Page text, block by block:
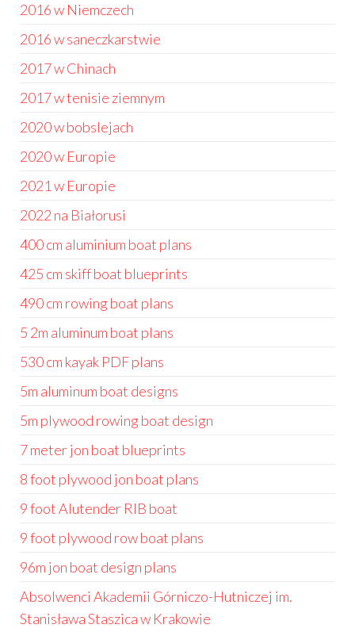
2016 w Niemczech
2016 w saneczkarstwie
2017 w Chinach
2017 w tenisie ziemnym
2020 w bobslejach
2020 w Europie
2021 w Europie
2022 na Białorusi
400 cm aluminium boat plans
425 cm skiff boat blueprints
490 cm rowing boat plans
5 2m aluminum boat plans
530 cm kayak PDF plans
5m aluminum boat designs
5m plywood rowing boat design
7 meter jon boat blueprints
8 foot plywood jon boat plans
9 foot Alutender RIB boat
9 foot plywood row boat plans
96m jon boat design plans
Absolwenci Akademii Górniczo-Hutniczej im.
Stanisława Staszica w Krakowie